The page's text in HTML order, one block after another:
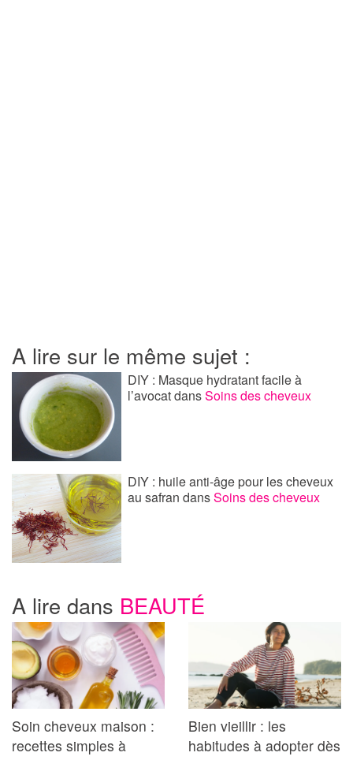
A lire sur le même sujet :
DIY : Masque hydratant facile à
l’avocatdansSoins des cheveux
DIY : huile anti-âge pour les cheveux
au safrandansSoins des cheveux
A lire dans BEAUTÉ
Soin cheveux maison :
recettes simples à
Bien vieillir : les
habitudes à adopter dès